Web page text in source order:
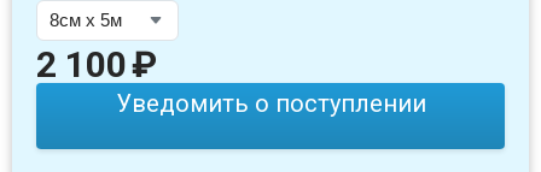
2 100₽
Уведомить о поступлении